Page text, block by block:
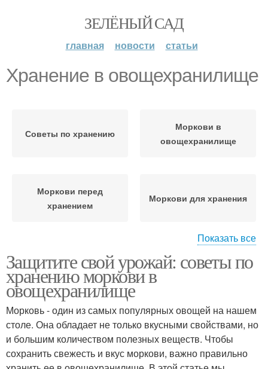
ЗЕЛЁНЫЙ САД
главная новости статьи
Хранение в овощехранилище
Советы по хранению
Моркови в
овощехранилище
Моркови перед
хранением
Моркови для хранения
овощехранилище
Моркови при хранении
Морковь при хранении
Показать все
Защитите свой урожай: советы по
хранению моркови в
овощехранилище
Морковь - один из самых популярных овощей на нашем
столе. Она обладает не только вкусными свойствами, но
и большим количеством полезных веществ. Чтобы
сохранить свежесть и вкус моркови, важно правильно